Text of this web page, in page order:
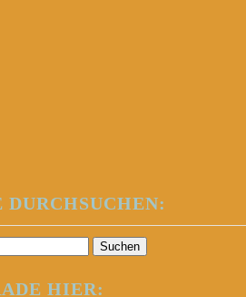
HIER: